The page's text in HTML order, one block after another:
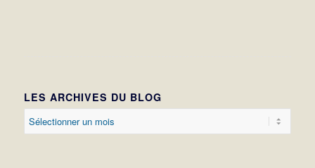
LES ARCHIVES DU BLOG